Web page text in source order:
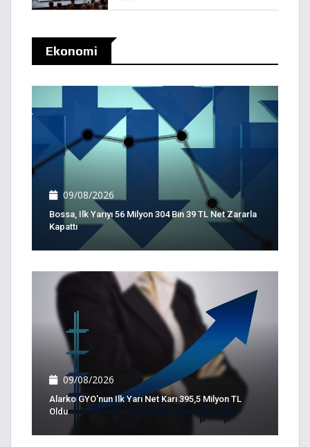
Ekonomi
09/08/2026
Bossa, Ilk Yarıyı 56 Milyon 304 Bin 39 TL Net Zararla
Kapattı
09/08/2026
Alarko GYO'nun Ilk Yarı Net Karı 395,5 Milyon TL
Oldu